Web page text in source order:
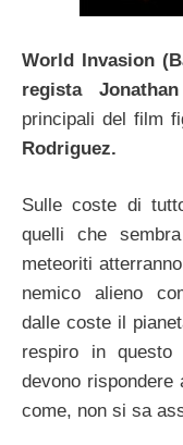
World Invasion
regista
principali del film
Rodriguez.
Sulle coste di
quelli che
meteoriti
nemico alieno
dalle coste il
respiro in
devono
come, non si sa